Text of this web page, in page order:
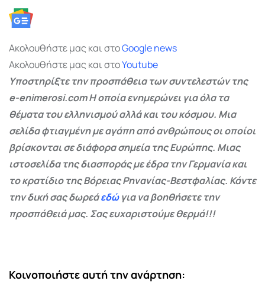
Ακολουθήστε μας και στοGooglenews
Ακολουθήστε μας και στοYoutube
Υποστηρίξτε την προσπάθεια των συντελεστών της
e-enimerosi.com Η οποία ενημερώνει για όλα τα
θέματα του ελληνισμού αλλά και του κόσμου. Μια
σελίδα φτιαγμένη με αγάπη από ανθρώπους οι οποίοι
βρίσκονται σε διάφορα σημεία της Ευρώπης. Μιας
ιστοσελίδα της διασποράς με έδρα την Γερμανία και
το κρατίδιο της Βόρειας Ρηνανίας-Βεστφαλίας. Κάντε
την δική σας δωρεάεδώγια να βοηθήσετε την
προσπάθειά μας. Σας ευχαριστούμε θερμά!!!
Κοινοποιήστε αυτή την ανάρτηση: